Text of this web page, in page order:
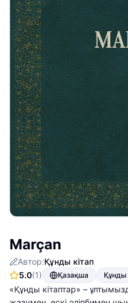
Marçan
Автор:Құнды кітап
5.0(1) Қазақша Құнды
«Құнды кітаптар» –